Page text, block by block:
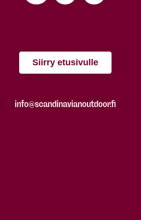
Siirry etusivulle
info@scandinavianoutdoor.fi